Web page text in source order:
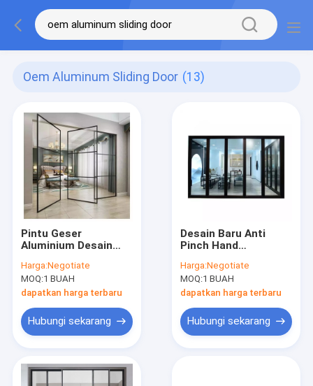
Oem Aluminum Sliding Door (13)
Pintu Geser
Aluminium Desain
Kaca Promosi Baru
Harga:Negotiate
MOQ:1 BUAH
dapatkan harga terbaru
Hubungi sekarang
Desain Baru Anti
Pinch Hand
Door Bifold Brown
Glass
Harga:Negotiate
MOQ:1 BUAH
dapatkan harga terbaru
Hubungi sekarang